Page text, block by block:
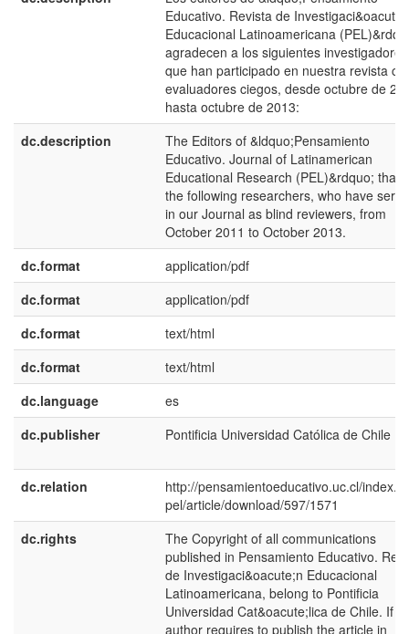
Educativo. Revista de
Educacional Latinoamericana
agradecen a los siguientes
que han participado en nuestra revista
evaluadores ciegos, desde octubre de
hasta octubre de 2013:
dc.description
The Editors of &ldquo;Pensamiento
Educativo. Journal of Latinamerican
Educational Research (PEL)&rdquo; thank
the following researchers, who have
in our Journal as blind reviewers, from
October 2011 to October 2013.
dc.format
application/pdf
dc.format
application/pdf
dc.format
text/html
dc.format
text/html
dc.language
es
dc.publisher
Pontificia Universidad Católica de Chile
dc.relation
http://pensamientoeducativo.uc.cl/
pel/article/download/597/1571
dc.rights
The Copyright of all communications
published in Pensamiento Educativo.
de Investigaci&oacute;n Educacional
Latinoamericana, belong to Pontificia
Universidad Cat&oacute;lica de Chile. If
author requires to publish the article in